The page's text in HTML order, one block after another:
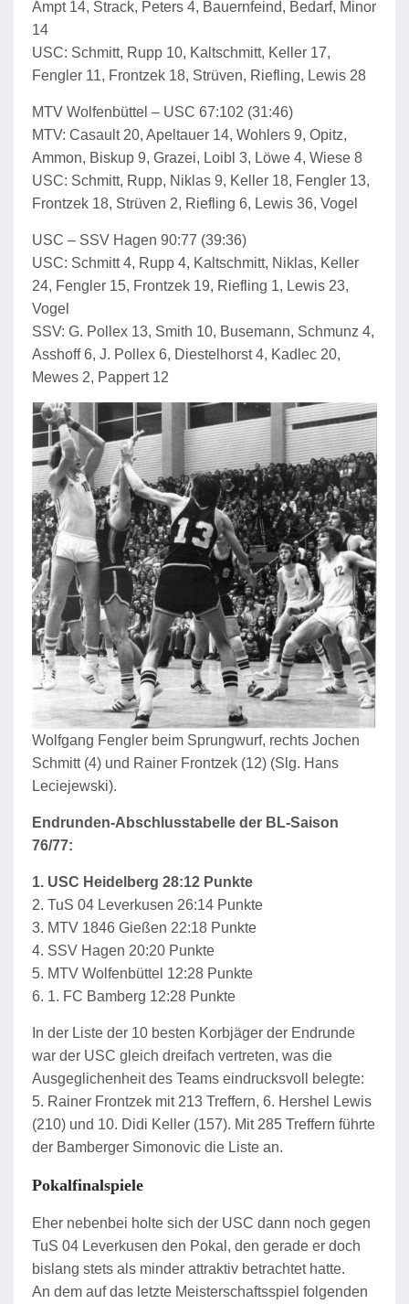
Ampt 14, Strack, Peters 4, Bauernfeind, Bedarf, Minor
14
USC: Schmitt, Rupp 10, Kaltschmitt, Keller 17,
Fengler 11, Frontzek 18, Strüven, Riefling, Lewis 28
MTV Wolfenbüttel – USC 67:102 (31:46)
MTV: Casault 20, Apeltauer 14, Wohlers 9, Opitz,
Ammon, Biskup 9, Grazei, Loibl 3, Löwe 4, Wiese 8
USC: Schmitt, Rupp, Niklas 9, Keller 18, Fengler 13,
Frontzek 18, Strüven 2, Riefling 6, Lewis 36, Vogel
USC – SSV Hagen 90:77 (39:36)
USC: Schmitt 4, Rupp 4, Kaltschmitt, Niklas, Keller
24, Fengler 15, Frontzek 19, Riefling 1, Lewis 23,
Vogel
SSV: G. Pollex 13, Smith 10, Busemann, Schmunz 4,
Asshoff 6, J. Pollex 6, Diestelhorst 4, Kadlec 20,
Mewes 2, Pappert 12
Wolfgang Fengler beim Sprungwurf, rechts Jochen
Schmitt (4) und Rainer Frontzek (12) (Slg. Hans
Leciejewski).
Endrunden-Abschlusstabelle der BL-Saison
76/77:
1. USC Heidelberg 28:12 Punkte
2. TuS 04 Leverkusen 26:14 Punkte
3. MTV 1846 Gießen 22:18 Punkte
4. SSV Hagen 20:20 Punkte
5. MTV Wolfenbüttel 12:28 Punkte
6. 1. FC Bamberg 12:28 Punkte
In der Liste der 10 besten Korbjäger der Endrunde
war der USC gleich dreifach vertreten, was die
Ausgeglichenheit des Teams eindrucksvoll belegte:
5. Rainer Frontzek mit 213 Treffern, 6. Hershel Lewis
(210) und 10. Didi Keller (157). Mit 285 Treffern führte
der Bamberger Simonovic die Liste an.
Pokalfinalspiele
Eher nebenbei holte sich der USC dann noch gegen
TuS 04 Leverkusen den Pokal, den gerade er doch
bislang stets als minder attraktiv betrachtet hatte.
An dem auf das letzte Meisterschaftsspiel folgenden